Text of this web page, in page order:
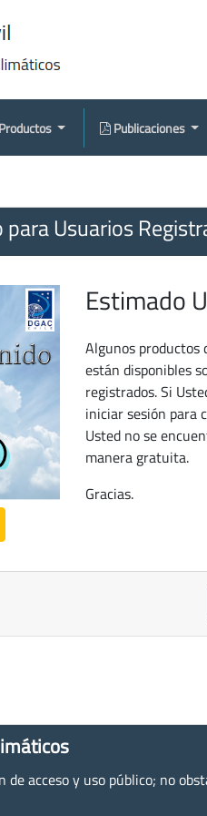
Productos Publicaciones
Usuarios
Estimado
Algunos productos
están disponibles
registrados. Si
iniciar sesión para
Usted no se
manera gratuita.
Gracias.
acceso y uso público; no